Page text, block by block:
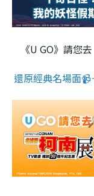
《U GO》請您
還原經典名場面